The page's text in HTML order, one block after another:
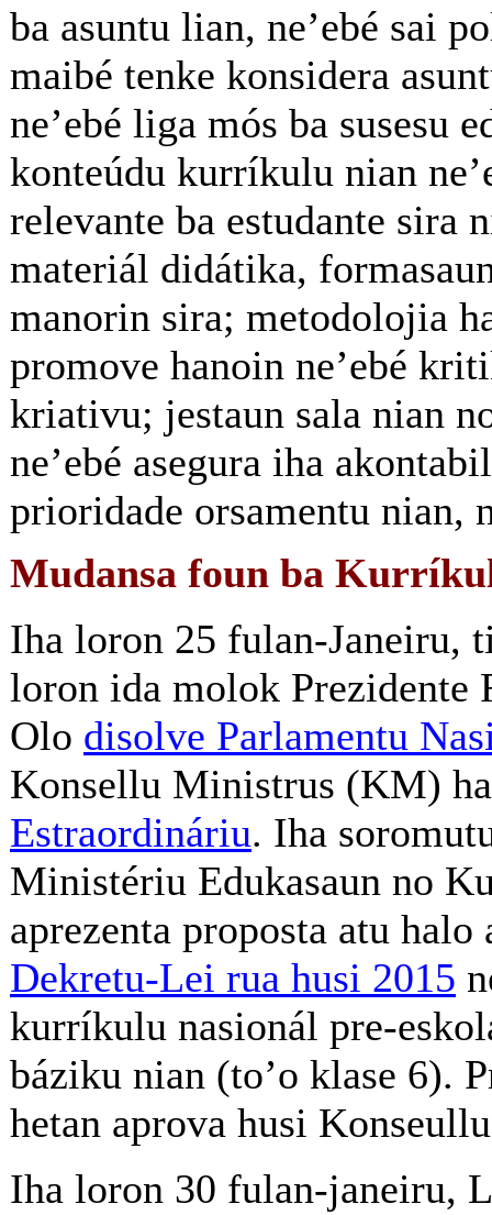
ba asuntu lian, ne’ebé sai
maibé tenke konsidera
ne’ebé liga mós ba susesu
konteúdu kurríkulu nian
relevante ba estudante sira
materiál didátika,
manorin sira; metodolojia
promove hanoin ne’ebé
kriativu; jestaun sala nian
ne’ebé asegura iha
prioridade orsamentu nian,
Mudansa foun ba
Iha loron 25 fulan-Janeiru,
loron ida molok Prezidente
Olo disolve Parlamentu
Konsellu Ministrus (KM)
Estraordináriu. Iha
Ministériu Edukasaun no
aprezenta proposta atu halo
Dekretu-Lei rua husi 2015
kurríkulu nasionál pre-
báziku nian (to’o klase 6).
hetan aprova husi
Iha loron 30 fulan-janeiru,